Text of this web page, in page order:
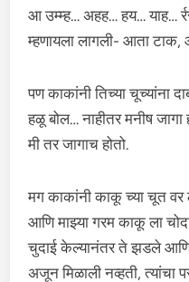
आ उम्म्ह… अहह… हय… याह…
म्हणायला लागली- आता
पण काकांनी तिच्या चूच्यांना
हळू बोल… नाहीतर मनीष
मी तर जागाच होतो.
मग काकांनी काकू च्या चूत
आणि माझ्या गरम काकू ला
चुदाई केल्यानंतर ते झडले
अजून मिळाली नव्हती, त्यांचा